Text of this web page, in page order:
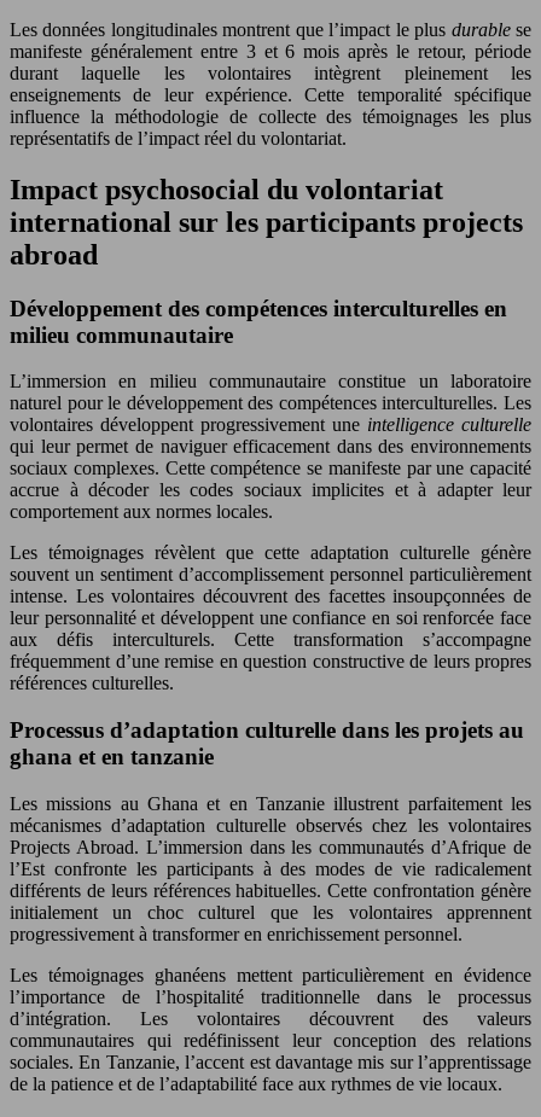
Les données longitudinales montrent que l’impact le plus durablese
manifeste généralement entre 3 et 6 mois après le retour, période
durant laquelle les volontaires intègrent pleinement les
enseignements de leur expérience. Cette temporalité spécifique
influence la méthodologie de collecte des témoignages les plus
représentatifs de l’impact réel du volontariat.
Impact psychosocial du volontariat
international sur les participants projects
abroad
Développement des compétences interculturelles en
milieu communautaire
L’immersion en milieu communautaire constitue un laboratoire
naturel pour le développement des compétences interculturelles. Les
volontaires développent progressivement une intelligence culturelle
qui leur permet de naviguer efficacement dans des environnements
sociaux complexes. Cette compétence se manifeste par une capacité
accrue à décoder les codes sociaux implicites et à adapter leur
comportement aux normes locales.
Les témoignages révèlent que cette adaptation culturelle génère
souvent un sentiment d’accomplissement personnel particulièrement
intense. Les volontaires découvrent des facettes insoupçonnées de
leur personnalité et développent une confiance en soi renforcée face
aux défis interculturels. Cette transformation s’accompagne
fréquemment d’une remise en question constructive de leurs propres
références culturelles.
Processus d’adaptation culturelle dans les projets au
ghana et en tanzanie
Les missions au Ghana et en Tanzanie illustrent parfaitement les
mécanismes d’adaptation culturelle observés chez les volontaires
Projects Abroad. L’immersion dans les communautés d’Afrique de
l’Est confronte les participants à des modes de vie radicalement
différents de leurs références habituelles. Cette confrontation génère
initialement un choc culturel que les volontaires apprennent
progressivement à transformer en enrichissement personnel.
Les témoignages ghanéens mettent particulièrement en évidence
l’importance de l’hospitalité traditionnelle dans le processus
d’intégration. Les volontaires découvrent des valeurs
communautaires qui redéfinissent leur conception des relations
sociales. En Tanzanie, l’accent est davantage mis sur l’apprentissage
de la patience et de l’adaptabilité face aux rythmes de vie locaux.